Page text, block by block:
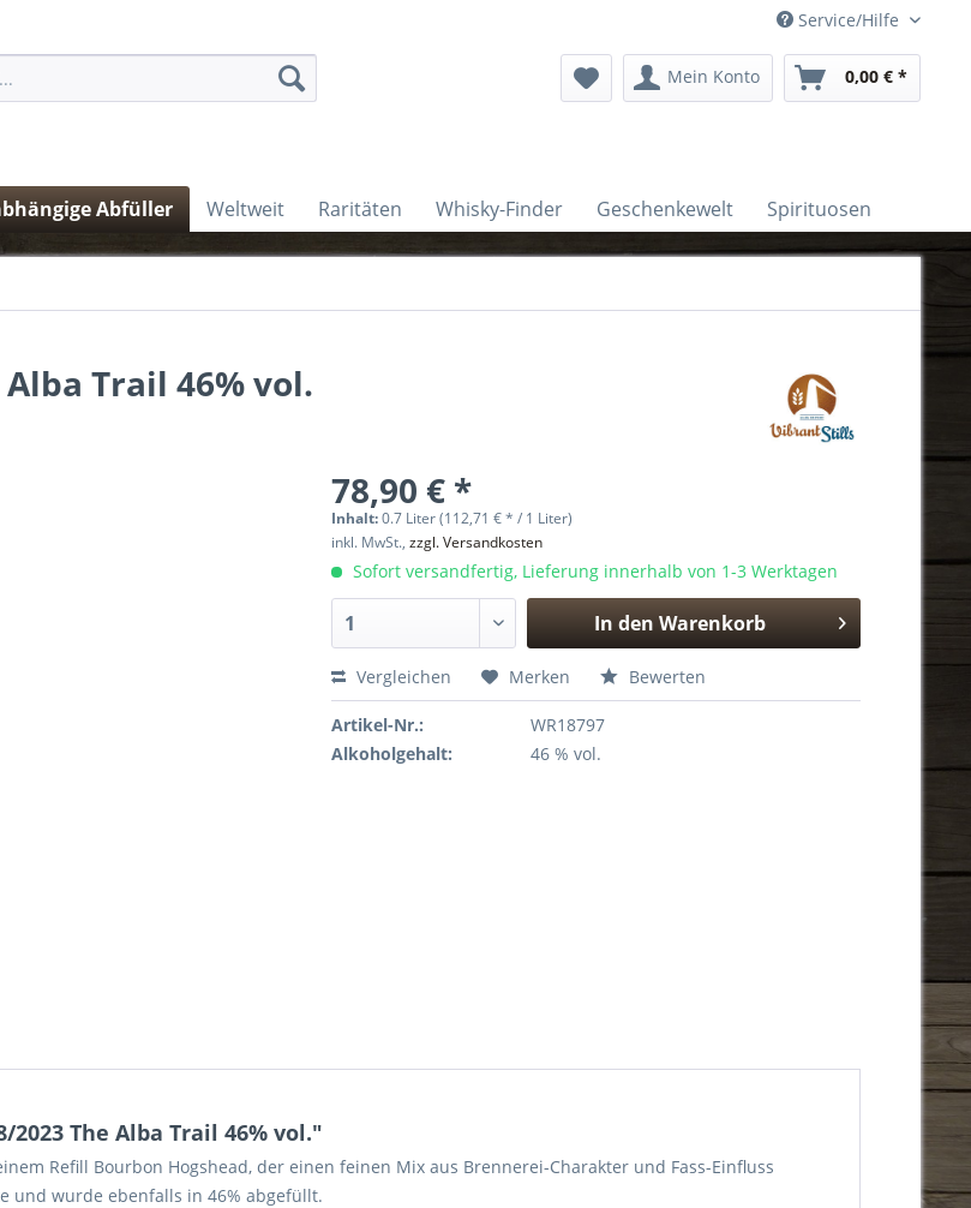
Service/Hilfe
Mein Konto 0,00 € *
Abfüller Weltweit Raritäten Whisky-Finder Geschenkewelt Spirituosen
Trail 46% vol.
78,90 € *
Inhalt:0.7 Liter (112,71 € * / 1 Liter)
inkl. MwSt.,zzgl. Versandkosten
Sofort versandfertig, Lieferung innerhalb von 1-3 Werktagen
In den Warenkorb
Hinzugefügt
Vergleichen Merken Bewerten
Artikel-Nr.:
WR18797
Alkoholgehalt:
46 % vol.
The Alba Trail 46% vol."
Refill Bourbon Hogshead, der einen feinen Mix aus Brennerei-Charakter und Fass-Einfluss
und wurde ebenfalls in 46% abgefüllt.